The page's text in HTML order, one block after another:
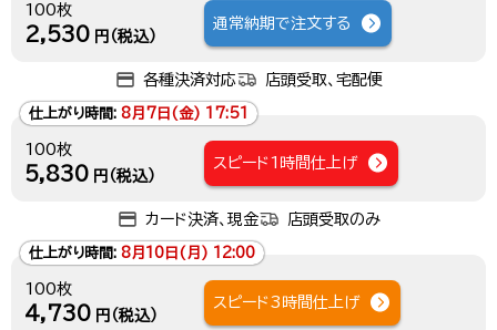
100枚
2,530 円（税込）
通常納期で注文する
各種決済対応 店頭受取、宅配便
仕上がり時間: 8月7日(金) 17:51
100枚
5,830 円（税込）
スピード1時間仕上げ
カード決済、現金 店頭受取のみ
仕上がり時間: 8月10日(月) 12:00
100枚
4,730 円（税込）
スピード3時間仕上げ